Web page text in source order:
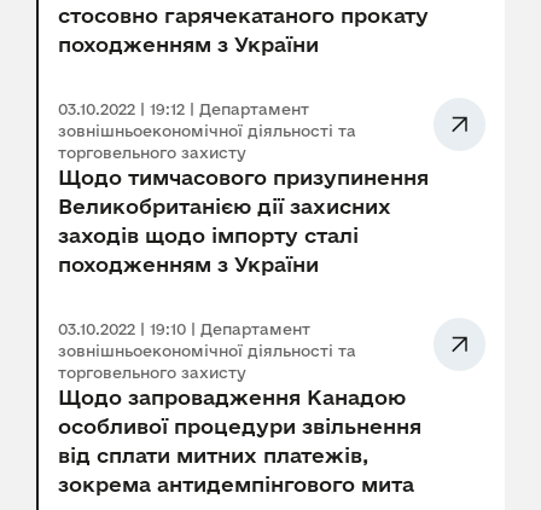
стосовно гарячекатаного прокату
походженням з України
03.10.2022 | 19:12 | Департамент
зовнішньоекономічної діяльності та
торговельного захисту
Щодо тимчасового призупинення
Великобританією дії захисних
заходів щодо імпорту сталі
походженням з України
03.10.2022 | 19:10 | Департамент
зовнішньоекономічної діяльності та
торговельного захисту
Щодо запровадження Канадою
особливої процедури звільнення
від сплати митних платежів,
зокрема антидемпінгового мита